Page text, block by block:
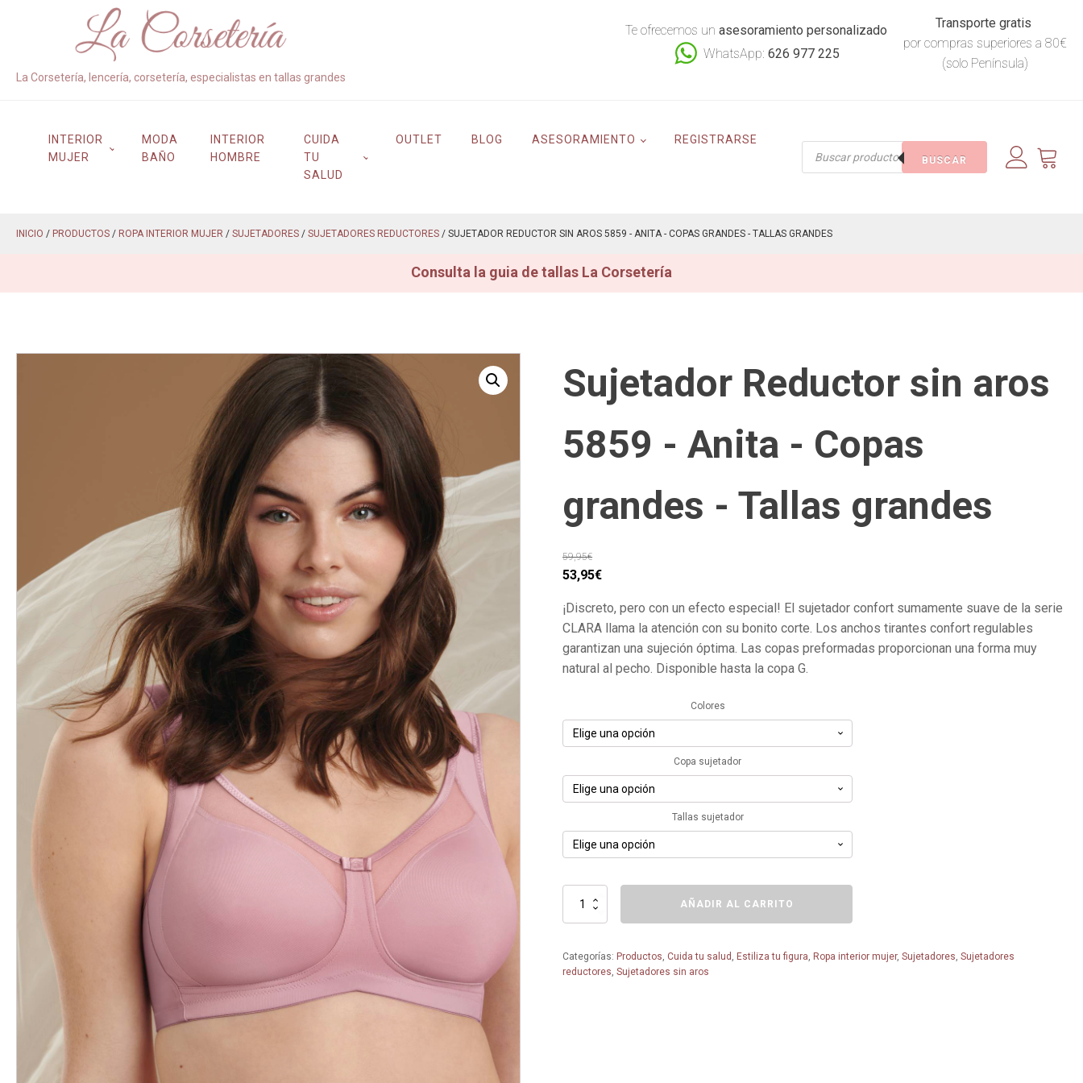
La Corsetería, lencería, corsetería, especialistas en tallas grandes
Te ofrecemos un asesoramiento personalizado
WhatsApp: 626 977 225
Transporte gratis
por compras superiores a 80€
(solo Península)
INTERIOR
MUJER
MODA
BAÑO
INTERIOR
HOMBRE
CUIDA
TU
SALUD
OUTLET BLOG ASESORAMIENTO REGISTRARSE
Búsqueda
BUSCAR
INICIO / PRODUCTOS / ROPA INTERIOR MUJER / SUJETADORES / SUJETADORES REDUCTORES / SUJETADOR REDUCTOR SIN AROS 5859 - ANITA - COPAS GRANDES - TALLAS GRANDES
Consulta la guia de tallas La Corsetería
Sujetador Reductor sin aros
5859 - Anita - Copas
grandes - Tallas grandes
59,95€
El
original
era:
59,95€.
53,95€El
actual
es:
53,95€.
¡Discreto, pero con un efecto especial! El sujetador confort sumamente suave de la serie
CLARA llama la atención con su bonito corte. Los anchos tirantes confort regulables
garantizan una sujeción óptima. Las copas preformadas proporcionan una forma muy
natural al pecho. Disponible hasta la copa G.
Colores
Copa sujetador
Tallas sujetador
Sujetador
5859
-
AÑADIR AL CARRITO
Categorías: Productos, Cuida tu salud , Estiliza tu figura, Ropa interior mujer,Sujetadores,Sujetadores
reductores,Sujetadores sin aros